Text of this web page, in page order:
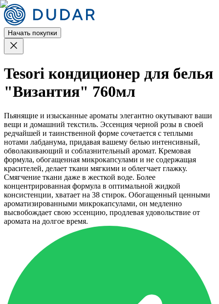
Начать покупки
Tesori кондиционер для белья
"Византия" 760мл
Пьянящие и изысканные ароматы элегантно окутывают ваши
вещи и домашний текстиль. Эссенция черной розы в своей
редчайшей и таинственной форме сочетается с теплыми
нотами лабданума, придавая вашему белью интенсивный,
обволакивающий и соблазнительный аромат. Кремовая
формула, обогащенная микрокапсулами и не содержащая
красителей, делает ткани мягкими и облегчает глажку.
Смягчение ткани даже в жесткой воде. Более
концентрированная формула в оптимальной жидкой
консистенции, хватает на 38 стирок. Обогащенный ценными
ароматизированными микрокапсулами, он медленно
высвобождает свою эссенцию, продлевая удовольствие от
аромата на долгое время.